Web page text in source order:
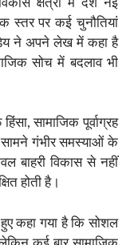
स्तर पर कई चुनौतियां
ने अपने लेख में कहा है
सोच में बदलाव भी
सामाजिक पूर्वाग्रह
गंभीर समस्याओं के
विकास से नहीं
होती है।
कहा गया है कि सोशल